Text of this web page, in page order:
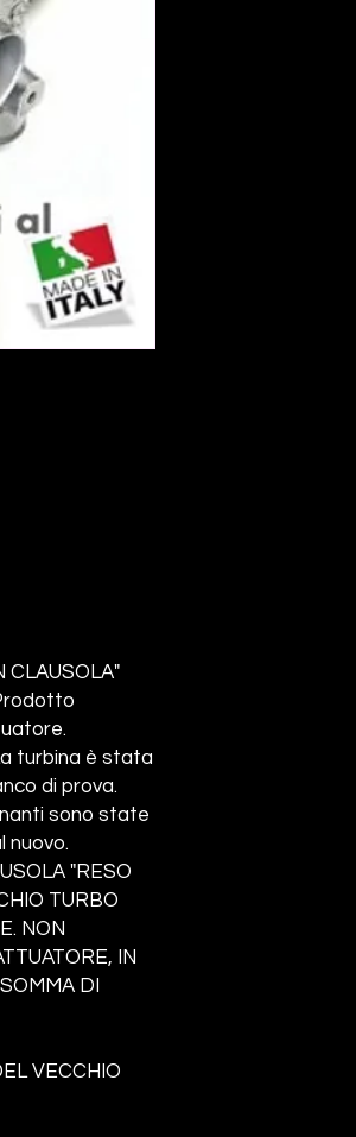
CLAUSOLA"
turbina è stata
di prova.
sono state
nuovo.
"RESO
TURBO
NON
IN
DI
VECCHIO